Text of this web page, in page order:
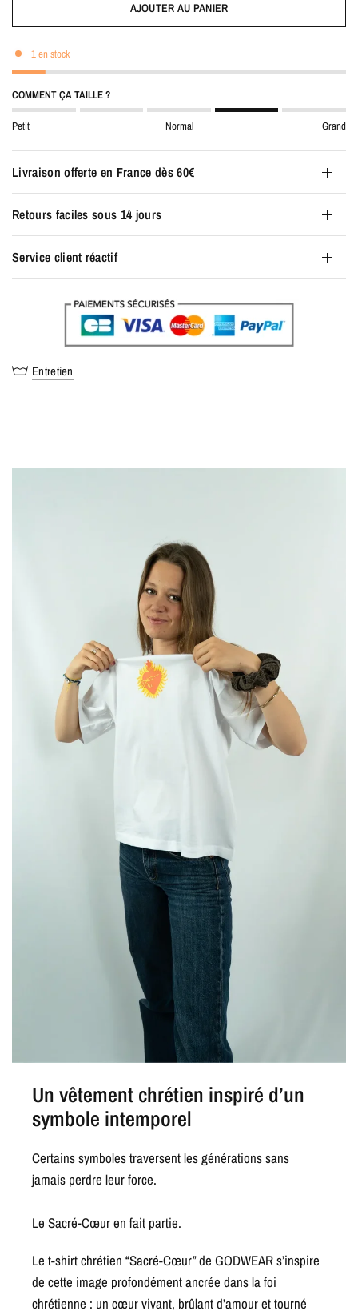
AJOUTER AU PANIER
1 en stock
COMMENT ÇA TAILLE ?
Petit Normal Grand
Livraison offerte en France dès 60€
Retours faciles sous 14 jours
Service client réactif
Entretien
Un vêtement chrétien inspiré d’un
symbole intemporel
Certains symboles traversent les générations sans
jamais perdre leur force.
Le Sacré-Cœur en fait partie.
Le t-shirt chrétien “Sacré-Cœur” de GODWEAR s’inspire
de cette image profondément ancrée dans la foi
chrétienne : un cœur vivant, brûlant d’amour et tourné